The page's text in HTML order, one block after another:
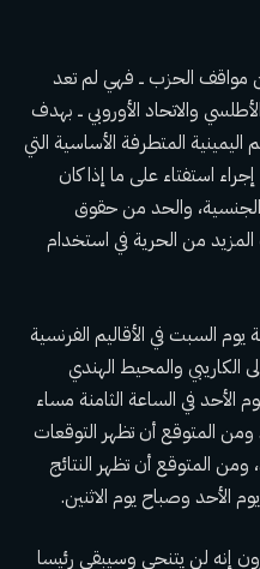
الحزب ــ فهي لم تعد
والاتحاد الأوروبي ــ بهدف
المتطرفة الأساسية التي
استفتاء على ما إذا كان
الجنسية، والحد من حقوق
من الحرية في استخدام
يوم السبت في الأقاليم الفرنسية
الكاريبي والمحيط الهندي
الأحد في الساعة الثامنة مساء
ومن المتوقع أن تظهر التوقعات
ومن المتوقع أن تظهر النتائج
الأحد وصباح يوم الاثنين.
إنه لن يتنحى وسيبقى رئيسا